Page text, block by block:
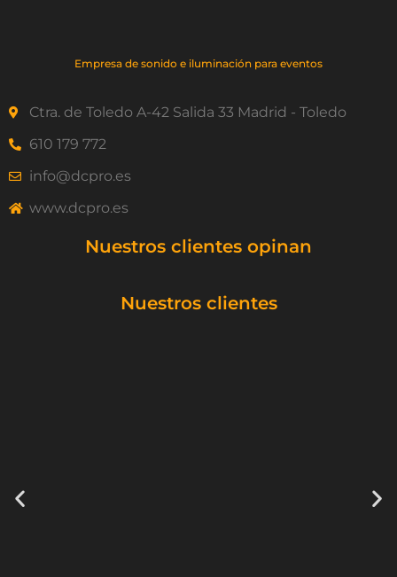
Empresa de sonido e iluminación para eventos
Ctra. de Toledo A-42 Salida 33 Madrid - Toledo
610 179 772
info@dcpro.es
www.dcpro.es
Nuestros clientes opinan
Nuestros clientes